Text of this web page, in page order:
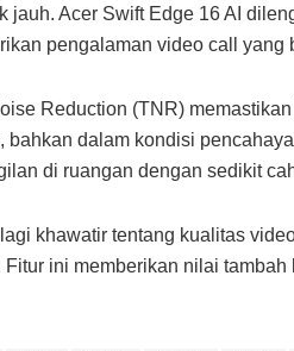
jauh. Acer Swift Edge 16 AI
pengalaman video call yang
Reduction (TNR)
bahkan dalam kondisi
di ruangan dengan sedikit
khawatir tentang kualitas
ini memberikan nilai